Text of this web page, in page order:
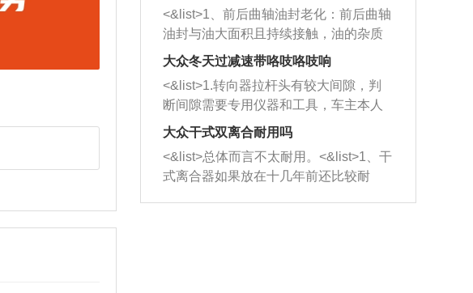
西取出来。但如果是因为积碳过多引起
的堵塞，就需要将三元催化器泡在草酸
洗剂对堵塞的情况得到解决，将清洗剂
放在燃油箱中，与燃油混合后，车辆启
动时，就可以和汽油一起进入到燃烧
室，最后形成废气排出，就可以让三元
催化器得到清洗，排气管堵塞的情况就
能够得到解决。
一圈半的练习，往右同样也要打相同的
圈数。 <&list>3、最后强调要反复练
习，这样就可以形成肌肉记忆，在真实
驾驶车辆时，不需要记忆也能打好方
向。
<&list>1、前后曲轴油封老化：前后曲轴
油封与油大面积且持续接触，油的杂质
和发动机内持续温度变化使其密封效果
逐渐减弱，导致渗油或漏油。<&list>2、
活塞间隙过大：积碳会使活塞环与缸体
的间隙扩大，导致机油流入燃烧室中，
造成烧机油。<&list>3、机油粘度。使用
机油粘度过小的话，同样会有烧机油现
象，机油粘度过小具有很好的流动性，
大众冬天过减速带咯吱咯吱响
<&list>1.转向器拉杆头有较大间隙，判
断间隙需要专用仪器和工具，车主本人
无法制作，需要将车辆送到修理厂或4s
店；<&list>2.车辆半轴套管防尘罩破
裂，破裂后会出现漏油现象，使半轴磨
损严重，磨损的半轴容易损坏，产生异
响；<&list>3.稳定器的转向胶套和球头
大众干式双离合耐用吗
<&list>总体而言不太耐用。<&list>1、干
式离合器如果放在十几年前还比较耐